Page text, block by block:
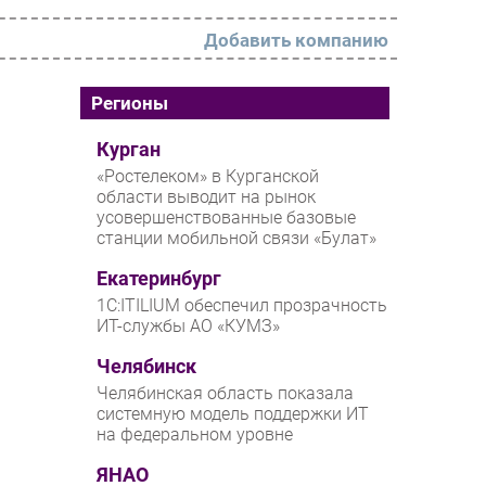
РАЗДЕЛЫ
Новости
Аналитика
Интервью
Проекты
IT класс
Тестовый стенд
Каталог компаний
Добавить компанию
Регионы
Курган
«Ростелеком» в Курганской
области выводит на рынок
усовершенствованные базовые
станции мобильной связи «Булат»
Екатеринбург
1С:ITILIUM обеспечил прозрачность
ИТ-службы АО «КУМЗ»
Челябинск
Челябинская область показала
системную модель поддержки ИТ
на федеральном уровне
ЯНАО